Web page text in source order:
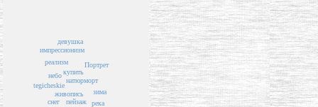
пейзаж
живопись
натюрморт
купить
зима
река
снег
tegicheskie
реализм
небо
импрессионизм
Портрет
девушка